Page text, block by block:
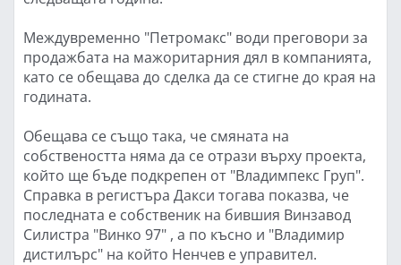
Междувременно "Петромакс" води преговори за
продажбата на мажоритарния дял в компанията,
като се обещава до сделка да се стигне до края на
годината.
Обещава се също така, че смяната на
собствеността няма да се отрази върху проекта,
който ще бъде подкрепен от "Владимпекс Груп".
Справка в регистъра Дакси тогава показва, че
последната е собственик на бившия Винзавод
Силистра "Винко 97" , а по късно и "Владимир
дистилърс" на който Ненчев е управител.